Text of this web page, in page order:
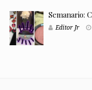
Semanario:
Editor Jr